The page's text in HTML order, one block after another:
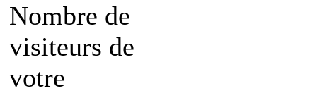
Nombre de
visiteurs de
votre